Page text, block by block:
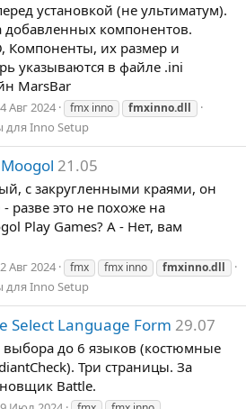
установкой (не ультиматум).
добавленных компонентов.
Компоненты, их размер и
указываются в файле .ini
MarsBar
Авг 2024 fmx inno fmxinno.dll
для Inno Setup
21.05
с закругленными краями, он
разве это не похоже на
Play Games? A - Нет, вам
Авг 2024 fmx fmx inno fmxinno.dll
для Inno Setup
Select Language Form 29.07
до 6 языков (костюмные
Три страницы. За
Battle.